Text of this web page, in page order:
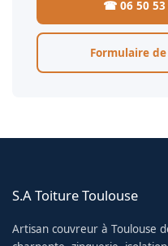
☎ 06 50 53
Formulaire
S.A Toiture Toulouse
Artisan couvreur à Toulouse